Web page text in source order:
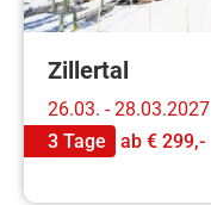
Zillertal
26.03. - 28.03.2027
3 Tage
ab € 299,-